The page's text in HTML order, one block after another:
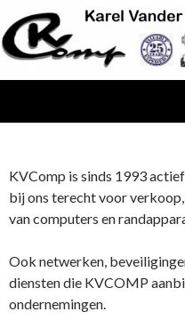
KVComp is sinds 1993
bij ons terecht voor
van computers en
Ook netwerken,
diensten die KVCOMP
ondernemingen.